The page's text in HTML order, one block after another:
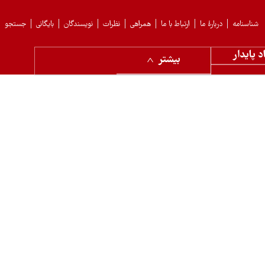
جستجو بایگانی نویسندگان نظرات همراهی ارتباط با ما دربارهٔ ما شناسنامه
پایدار بیشتر